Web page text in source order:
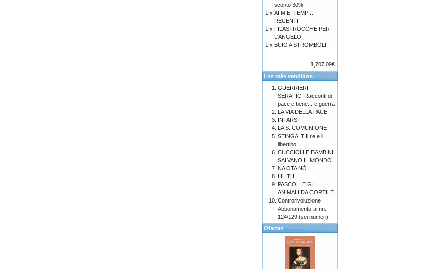
sconto 30%
1 x AI MIEI TEMPI...
RECENTI
1 x FILASTROCCHE PER
L'ANGELO
1 x BUIO A STROMBOLI
1,707.09€
Los más vendidos
GUERRIERI
SERAFICI Racconti di
pace e bene... e guerra
LA VIA DELLA PACE
INTARSI
LA S. COMUNIONE
SEINGALT Il re e il
libertino
CUCCIOLI E BAMBINI
SALVANO IL MONDO
NA OTA NÒ...
LILITH
PASCOLI E GLI
ANIMALI DA CORTILE
Controrivoluzione
Abbonamento ai nn.
124/129 (sei numeri)
Ofertas